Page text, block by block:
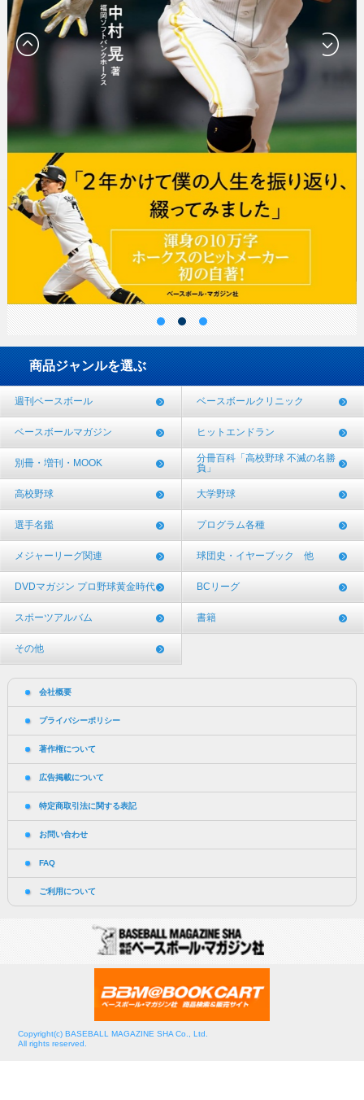
商品ジャンルを選ぶ
週刊ベースボール ベースボールクリニック
ベースボールマガジン ヒットエンドラン
別冊・増刊・MOOK
分冊百科「高校野球 不滅の名勝
負」
高校野球 大学野球
選手名鑑 プログラム各種
メジャーリーグ関連 球団史・イヤーブック 他
DVDマガジン プロ野球黄金時代 BCリーグ
スポーツアルバム 書籍
その他
会社概要
プライバシーポリシー
著作権について
広告掲載について
特定商取引法に関する表記
お問い合わせ
FAQ
ご利用について
Copyright(c) BASEBALL MAGAZINE SHA Co., Ltd.
All rights reserved.